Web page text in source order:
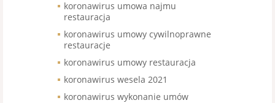
koronawirus umowa najmu
restauracja
koronawirus umowy cywilnoprawne
restauracje
koronawirus umowy restauracja
koronawirus wesela 2021
koronawirus wykonanie umów